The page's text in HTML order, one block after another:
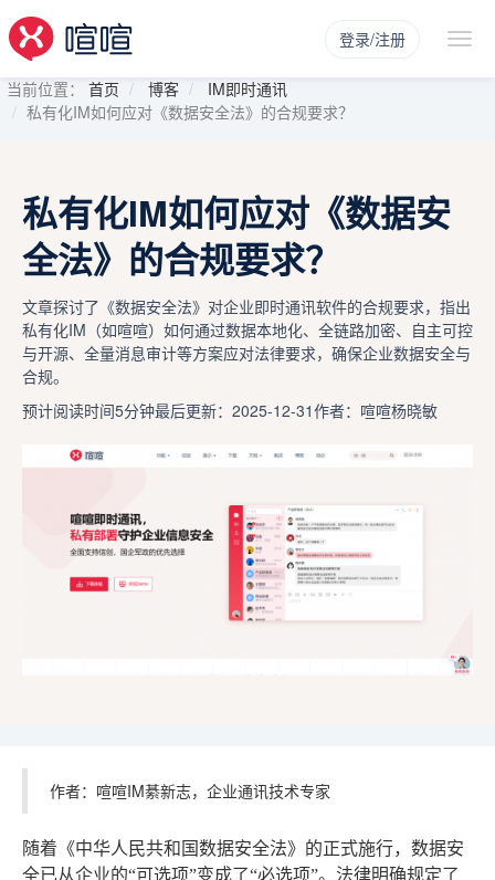
登录/注册
当前位置： 首页 博客
IM即时通讯
私有化IM如何应对《数据安全法》的合规要求？
私有化IM如何应对《数据安
全法》的合规要求？
文章探讨了《数据安全法》对企业即时通讯软件的合规要求，指出
私有化IM（如喧喧）如何通过数据本地化、全链路加密、自主可控
与开源、全量消息审计等方案应对法律要求，确保企业数据安全与
合规。
预计阅读时间5分钟最后更新：2025-12-31作者：喧喧杨晓敏
作者：喧喧IM綦新志，企业通讯技术专家
随着《中华人民共和国数据安全法》的正式施行，数据安
全已从企业的“可选项”变成了“必选项”。法律明确规定了